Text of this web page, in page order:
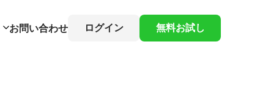
お問い合わせ ログイン 無料お試し